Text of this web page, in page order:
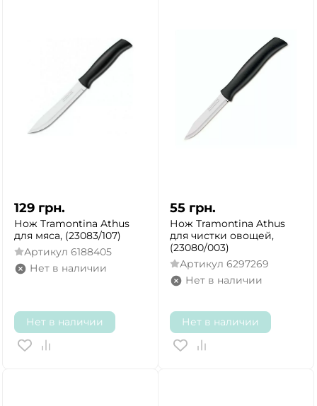
129 грн.
Нож Tramontina Athus
для мяса, (23083/107)
Артикул 6188405
Нет в наличии
Нет в наличии
55 грн.
Нож Tramontina Athus
для чистки овощей,
(23080/003)
Артикул 6297269
Нет в наличии
Нет в наличии